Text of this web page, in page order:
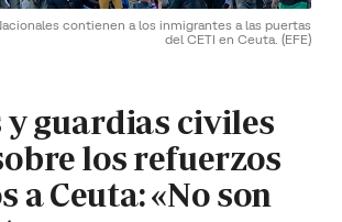
contienen a los inmigrantes a las puertas
del CETI en Ceuta. (EFE)
guardias civiles
los refuerzos
a Ceuta: «No son